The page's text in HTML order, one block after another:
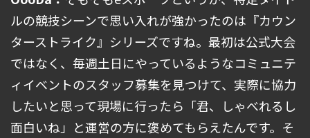
ルの競技シーンで思い入れが強かったのは『カウン
ターストライク』シリーズですね。最初は公式大会
ではなく、毎週土日にやっているようなコミュニテ
ィイベントのスタッフ募集を見つけて、実際に協力
したいと思って現場に行ったら「君、しゃべれるし
面白いね」と運営の方に褒めてもらえたんです。そ